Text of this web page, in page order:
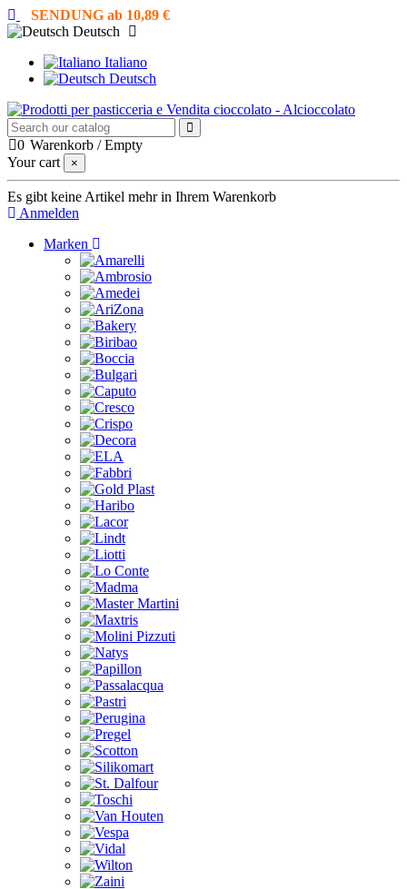
SENDUNG ab 10,89 €
Deutsch
Italiano
Deutsch
0 Warenkorb /Empty
Your cart
×
Es gibt keine Artikel mehr in Ihrem Warenkorb
Anmelden
Marken